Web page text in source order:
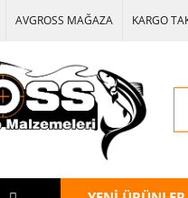
AVGROSS MAĞAZA KARGO